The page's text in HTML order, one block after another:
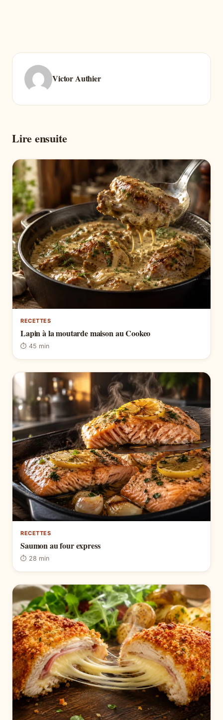
Victor Authier
Lire ensuite
RECETTES
Lapin à la moutarde maison au Cookeo
⏱ 45 min
RECETTES
Saumon au four express
⏱ 28 min